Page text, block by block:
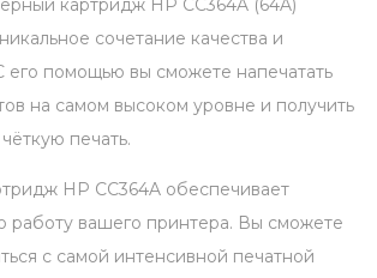
картридж HP CC364A (64A)
сочетание качества и
его помощью вы сможете напечатать
на самом высоком уровне и получить
печать.
HP CC364A обеспечивает
работу вашего принтера. Вы сможете
с самой интенсивной печатной